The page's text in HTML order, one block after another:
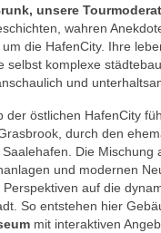
unsere
wahren
die HafenCity. Ihre
selbst komplexe
und
der östlichen HafenCity
durch den
Die Mischung
und modernen
auf die
So entstehen hier
mit interaktiven